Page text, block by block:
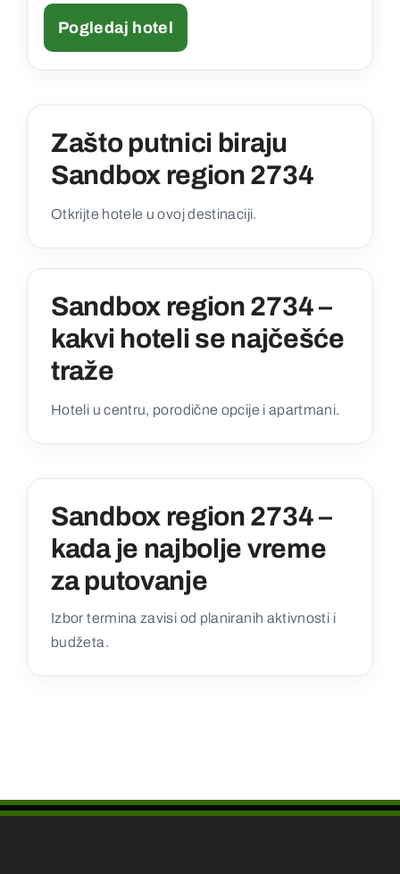
Pogledaj hotel
Zašto putnici biraju
Sandbox region 2734
Otkrijte hotele u ovoj destinaciji.
Sandbox region 2734 –
kakvi hoteli se najčešće
traže
Hoteli u centru, porodične opcije i apartmani.
Sandbox region 2734 –
kada je najbolje vreme
za putovanje
Izbor termina zavisi od planiranih aktivnosti i
budžeta.